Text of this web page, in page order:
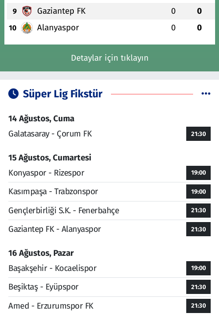
9 Gaziantep FK 0 0
10 Alanyaspor 0 0
Detaylar için tıklayın
Süper Lig Fikstür
14 Ağustos, Cuma
Galatasaray - Çorum FK
21:30
15 Ağustos, Cumartesi
Konyaspor - Rizespor
19:00
Kasımpaşa - Trabzonspor 19:00
Gençlerbirliği S.K. - Fenerbahçe 21:30
Gaziantep FK - Alanyaspor 21:30
16 Ağustos, Pazar
Başakşehir - Kocaelispor
19:00
Beşiktaş - Eyüpspor 21:30
Amed - Erzurumspor FK 21:30